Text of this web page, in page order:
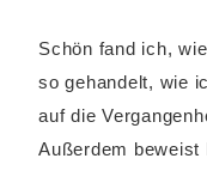
Schön fand ich,
so gehandelt, wie
auf die
Außerdem beweist